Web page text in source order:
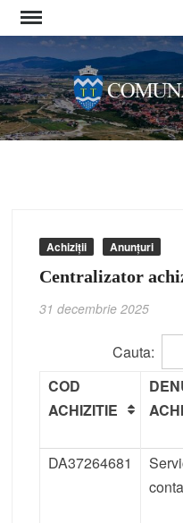
Skip
to
content
Achiziții Anunțuri
Centralizator
31 decembrie 2025
Cauta:
COD
ACHIZITIE
DA37264681